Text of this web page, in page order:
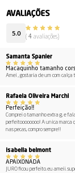
5.0 (4 avaliações)
Samanta Spanier
Macaquinho tamanho
Amei , gostaria de um com calça
Rafaela Oliveira Marchi
Perfeição!!
Comprei o tamanho extra g, e
perfeitoooooooo! A unica marca
nas pecas, compro sempre!!
isabella belmont
APAIXONADA
JURO ficou perfeito. eu ameii.